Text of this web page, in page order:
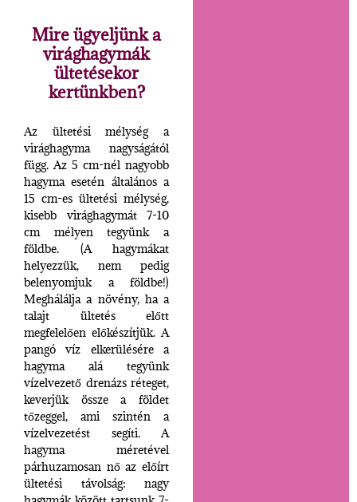
Mire ügyeljünk a
virághagymák
ültetésekor
kertünkben?
Az ültetési mélység a
virághagyma nagyságától
függ. Az 5 cm-nél nagyobb
hagyma esetén általános a
15 cm-es ültetési mélység,
kisebb virághagymát 7-10
cm mélyen tegyünk a
földbe. (A hagymákat
helyezzük, nem pedig
belenyomjuk a földbe!)
Meghálálja a növény, ha a
talajt ültetés előtt
megfelelően előkészítjük. A
pangó víz elkerülésére a
hagyma alá tegyünk
vízelvezető drenázs réteget,
keverjük össze a földet
tőzeggel, ami szintén a
vízelvezetést segíti. A
hagyma méretével
párhuzamosan nő az előírt
ültetési távolság: nagy